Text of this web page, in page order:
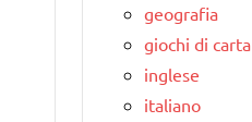
geografia
giochi di carta
inglese
italiano